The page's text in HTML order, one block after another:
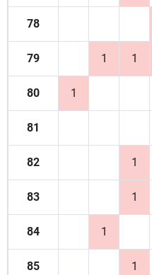
78
79 1 1
80 1
81
82 1
83 1
84 1
85 1